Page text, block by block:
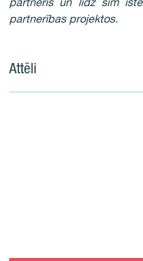
partnerības projektos.
Attēli